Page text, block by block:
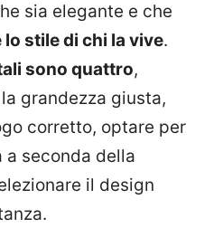
sia elegante e che
stile di chi la vive.
sono quattro,
grandezza giusta,
corretto, optare per
seconda della
il design